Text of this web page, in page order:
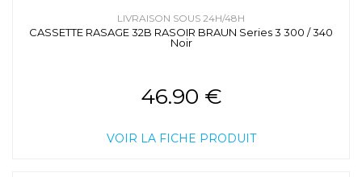
LIVRAISON SOUS 24H/48H
CASSETTE RASAGE 32B RASOIR BRAUN Series 3 300 / 340
Noir
46.90 €
VOIR LA FICHE PRODUIT